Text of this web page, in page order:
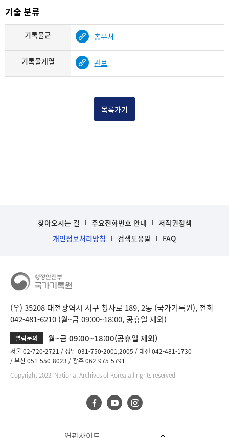
기술 분류
기록물군 총무처
기록물계열 관보
목록가기
찾아오시는 길 주요전화번호 안내
저작권정책
개인정보처리방침
검색도움말 FAQ
(우) 35208 대전광역시 서구 청사로 189, 2동 (국가기록원), 전화
042-481-6210 (월~금 09:00~18:00, 공휴일 제외)
열람문의 월~금 09:00~18:00(공휴일 제외)
서울 02-720-2721 성남 031-750-2001,2005
대전 042-481-1730
부산 051-550-8023
광주 062-975-5791
Copyright 2022. National Archives of Korea all rights reserved.